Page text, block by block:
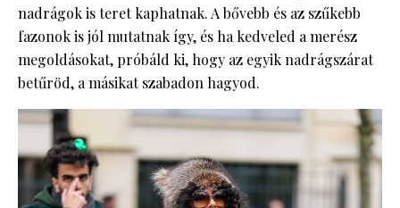
nadrágok is teret kaphatnak. A bővebb és az szűkebb
fazonok is jól mutatnak így, és ha kedveled a merész
megoldásokat, próbáld ki, hogy az egyik nadrágszárat
betűröd, a másikat szabadon hagyod.